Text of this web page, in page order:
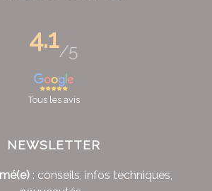
4.1/5
Tous les avis
NEWSLETTER
: conseils, infos techniques,